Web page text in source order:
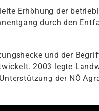
Erhöhung der
durch den
und der
2003 legte
der NÖ